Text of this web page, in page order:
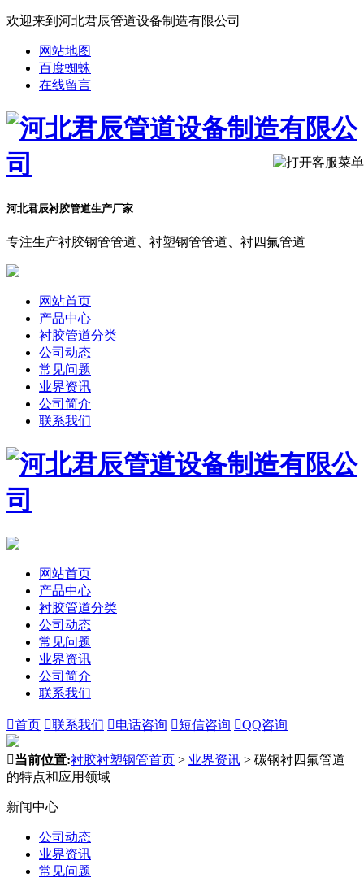
欢迎来到河北君辰管道设备制造有限公司
网站地图
百度蜘蛛
在线留言
河北君辰衬胶管道生产厂家
专注生产衬胶钢管管道、衬塑钢管管道、衬四氟管道
网站首页
产品中心
衬胶管道分类
公司动态
常见问题
业界资讯
公司简介
联系我们
网站首页
产品中心
衬胶管道分类
公司动态
常见问题
业界资讯
公司简介
联系我们
首页 联系我们 电话咨询 短信咨询 QQ咨询
当前位置:衬胶衬塑钢管首页 > 业界资讯 > 碳钢衬四氟管道
的特点和应用领域
新闻中心
公司动态
业界资讯
常见问题